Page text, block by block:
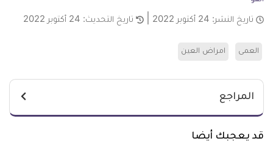
تاريخ النشر: 24 أكتوبر 2022 تاريخ التحديث: 24 أكتوبر 2022
العمى امراض العين
المراجع
قد يعجبك أيضا